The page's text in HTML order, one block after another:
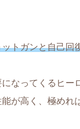
トガンと自己
なってくるヒ
が高く、極め